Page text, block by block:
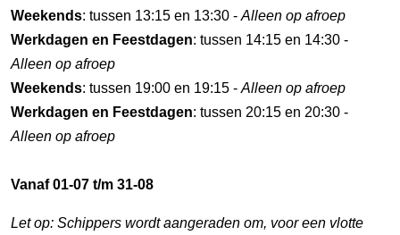
Weekends: tussen 13:15 en 13:30 - Alleen op afroep
Werkdagen en Feestdagen: tussen 14:15 en 14:30 -
Alleen op afroep
Weekends: tussen 19:00 en 19:15 - Alleen op afroep
Werkdagen en Feestdagen: tussen 20:15 en 20:30 -
Alleen op afroep
Vanaf 01-07 t/m 31-08
Let op: Schippers wordt aangeraden om, voor een vlotte